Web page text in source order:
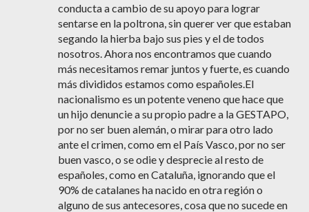
conducta a cambio de su apoyo para lograr
sentarse en la poltrona, sin querer ver que estaban
segando la hierba bajo sus pies y el de todos
nosotros. Ahora nos encontramos que cuando
más necesitamos remar juntos y fuerte, es cuando
más divididos estamos como españoles.El
nacionalismo es un potente veneno que hace que
un hijo denuncie a su propio padre a la GESTAPO,
por no ser buen alemán, o mirar para otro lado
ante el crimen, como em el País Vasco, por no ser
buen vasco, o se odie y desprecie al resto de
españoles, como en Cataluña, ignorando que el
90% de catalanes ha nacido en otra región o
alguno de sus antecesores, cosa que no sucede en